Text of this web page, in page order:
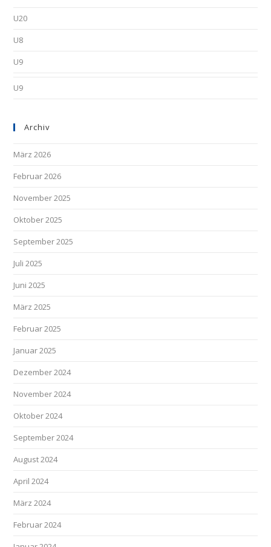
U20
U8
U9
U9
Archiv
März 2026
Februar 2026
November 2025
Oktober 2025
September 2025
Juli 2025
Juni 2025
März 2025
Februar 2025
Januar 2025
Dezember 2024
November 2024
Oktober 2024
September 2024
August 2024
April 2024
März 2024
Februar 2024